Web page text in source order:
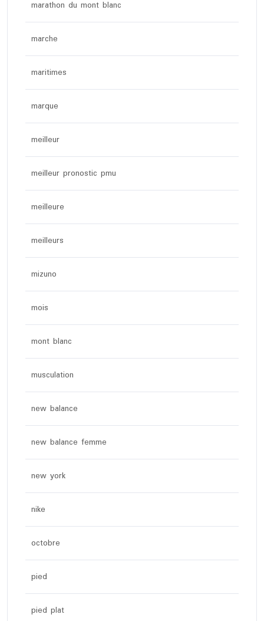
marathon du mont blanc
marche
maritimes
marque
meilleur
meilleur pronostic pmu
meilleure
meilleurs
mizuno
mois
mont blanc
musculation
new balance
new balance femme
new york
nike
octobre
pied
pied plat